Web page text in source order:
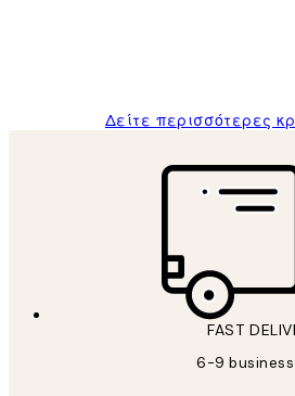
Δείτε περισσότερες
FAST
6-9 business